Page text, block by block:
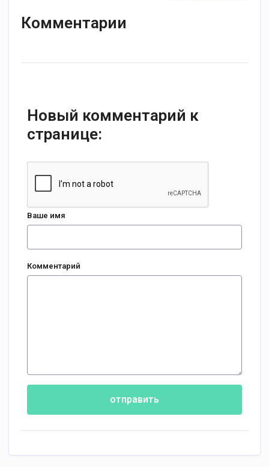
Комментарии
Новый комментарий к
странице:
Ваше имя
Комментарий
отправить